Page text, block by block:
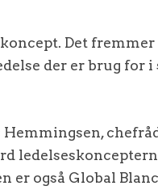
Det
der er brug for
er også Global